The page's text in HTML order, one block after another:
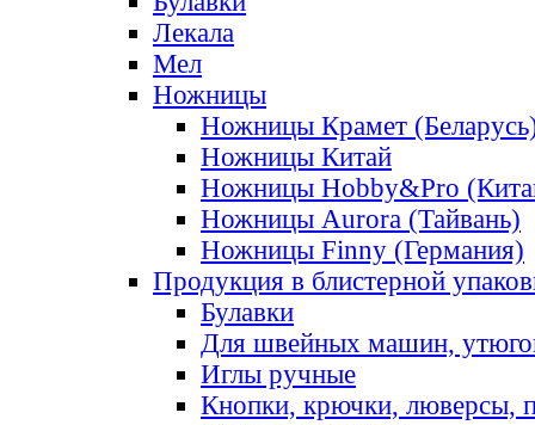
Лекала
Мел
Ножницы
Ножницы Крамет
Ножницы Китай
Ножницы Hobby&Pro
Ножницы Aurora (Тайвань)
Ножницы Finny (Германия)
Продукция в блистерной
Булавки
Для швейных машин,
Иглы ручные
Кнопки, крючки, люверсы,